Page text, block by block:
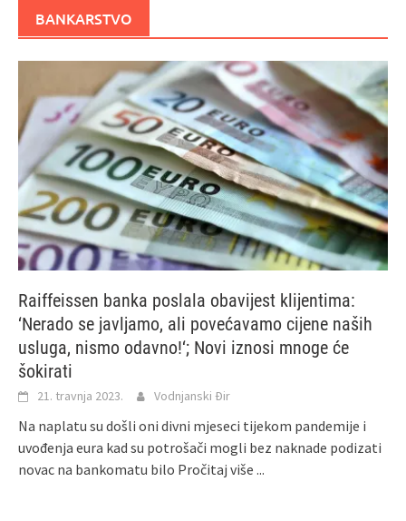
BANKARSTVO
Raiffeissen banka poslala obavijest klijentima:
‘Nerado se javljamo, ali povećavamo cijene naših
usluga, nismo odavno!‘; Novi iznosi mnoge će
šokirati
21. travnja 2023. Vodnjanski Đir
Na naplatu su došli oni divni mjeseci tijekom pandemije i
uvođenja eura kad su potrošači mogli bez naknade podizati
novac na bankomatu bilo Pročitaj više ...